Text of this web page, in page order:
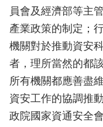
員會及經濟部等主
產業政策的制定；
機關對於推動資安
者，理所當然的都
所有機關都應善盡
資安工作的協調推
政院國家資通安全